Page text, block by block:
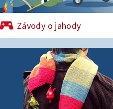
Závody o jahody